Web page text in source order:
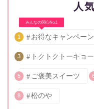
人
みんなの関心No.1
1 お得なキャンペーン
3 トクトクトーキョー
5 ご褒美スイーツ
8 松のや